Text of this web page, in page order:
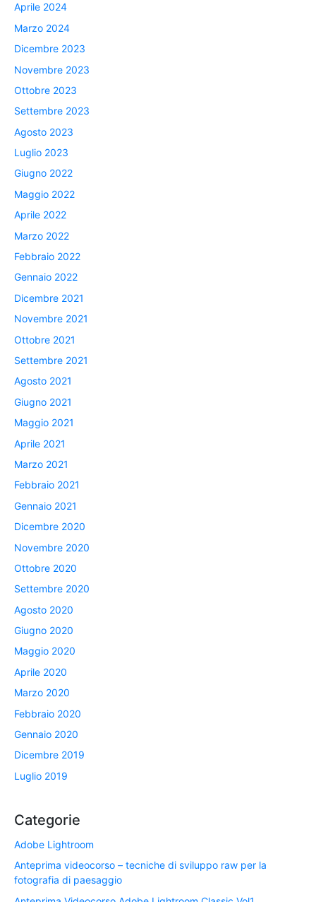
Aprile 2024
Marzo 2024
Dicembre 2023
Novembre 2023
Ottobre 2023
Settembre 2023
Agosto 2023
Luglio 2023
Giugno 2022
Maggio 2022
Aprile 2022
Marzo 2022
Febbraio 2022
Gennaio 2022
Dicembre 2021
Novembre 2021
Ottobre 2021
Settembre 2021
Agosto 2021
Giugno 2021
Maggio 2021
Aprile 2021
Marzo 2021
Febbraio 2021
Gennaio 2021
Dicembre 2020
Novembre 2020
Ottobre 2020
Settembre 2020
Agosto 2020
Giugno 2020
Maggio 2020
Aprile 2020
Marzo 2020
Febbraio 2020
Gennaio 2020
Dicembre 2019
Luglio 2019
Categorie
Adobe Lightroom
Anteprima videocorso – tecniche di sviluppo raw per la
fotografia di paesaggio